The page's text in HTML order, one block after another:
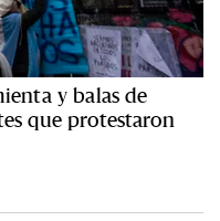
y balas de
que protestaron